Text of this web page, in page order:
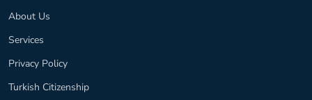
About Us
Services
Privacy Policy
Turkish Citizenship